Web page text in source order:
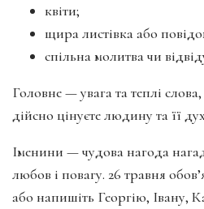
квіти;
щира листівка або
спільна молитва чи
Головне — увага та теплі
дійсно цінуєте людину та її
Іменини — чудова нагода
любов і повагу. 26 травня
або напишіть Георгію, Івану,